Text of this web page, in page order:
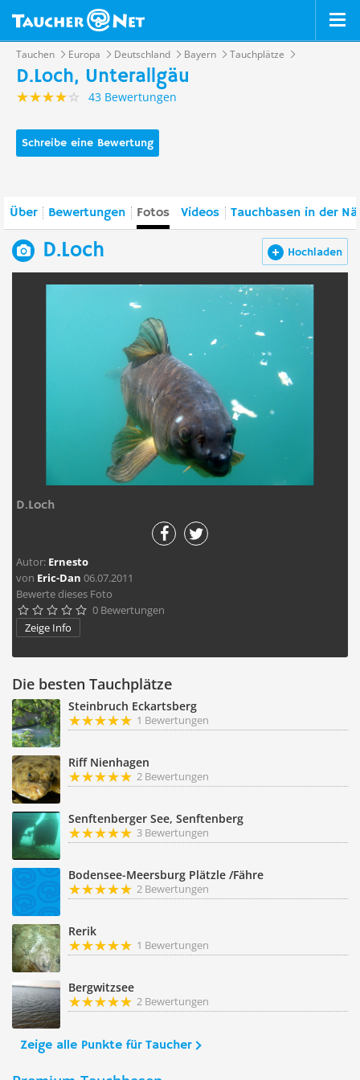
Tauchen Europa Deutschland Bayern Tauchplätze
D.Loch, Unterallgäu
43 Bewertungen
Schreibe eine Bewertung
Über Bewertungen Fotos Videos Tauchbasen in der
Hochladen
D.Loch
D.Loch
Autor: Ernesto
von Eric-Dan 06.07.2011
Bewerte dieses Foto
     0 Bewertungen
Zeige Info
Die besten Tauchplätze
Steinbruch Eckartsberg
1 Bewertungen
Riff Nienhagen
2 Bewertungen
Senftenberger See, Senftenberg
3 Bewertungen
Bodensee-Meersburg Plätzle /Fähre
2 Bewertungen
Rerik
1 Bewertungen
Bergwitzsee
2 Bewertungen
Zeige alle Punkte für Taucher